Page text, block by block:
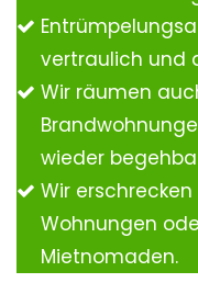
vertraulich und
Wir räumen
wieder
Wir
Wohnungen
Mietnomaden.